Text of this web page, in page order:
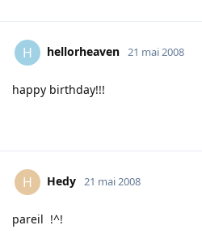
H hellorheaven 21 mai 2008
happy birthday!!!
H Hedy 21 mai 2008
pareil !^!